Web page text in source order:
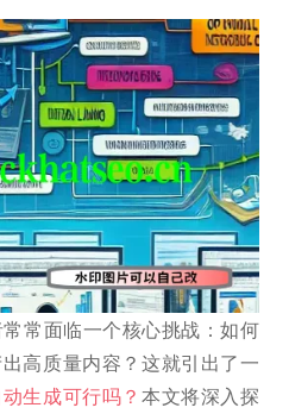
常面临一个核心挑战：如何
高质量内容？这就引出了一
生成可行吗？ 本文将深入探